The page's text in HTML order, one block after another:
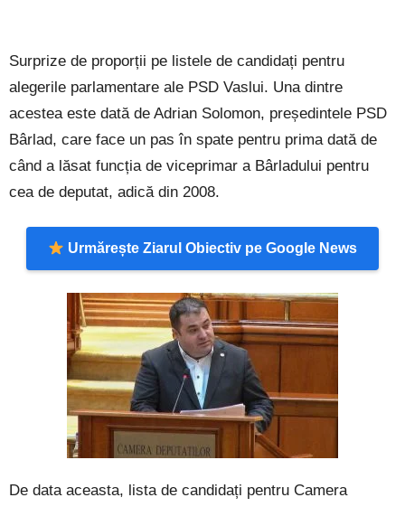
Surprize de proporții pe listele de candidați pentru
alegerile parlamentare ale PSD Vaslui. Una dintre
acestea este dată de Adrian Solomon, președintele PSD
Bârlad, care face un pas în spate pentru prima dată de
când a lăsat funcția de viceprimar a Bârladului pentru
cea de deputat, adică din 2008.
Urmărește Ziarul Obiectiv pe Google News
De data aceasta, lista de candidați pentru Camera